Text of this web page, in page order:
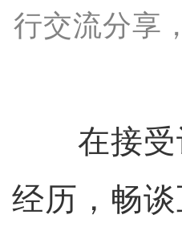
行交流分享
在接受
经历，畅